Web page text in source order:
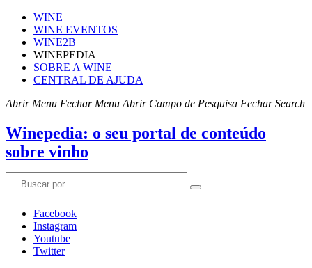
WINE
WINE EVENTOS
WINE2B
WINEPEDIA
SOBRE A WINE
CENTRAL DE AJUDA
Abrir Menu Fechar Menu Abrir Campo de Pesquisa Fechar Search
Winepedia: o seu portal de conteúdo
sobre vinho
Facebook
Instagram
Youtube
Twitter